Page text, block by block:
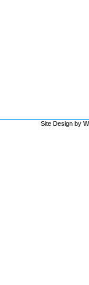
Site Design by